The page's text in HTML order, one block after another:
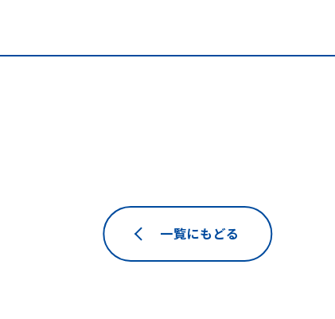
一覧にもどる